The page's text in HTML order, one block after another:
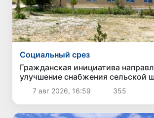
Социальный срез
Гражданская инициатива
улучшение снабжения сельской
качественной питьевой водой
7 авг 2026, 16:59 355